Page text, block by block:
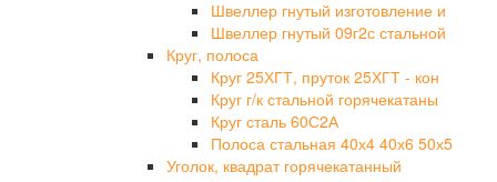
Швеллер гнутый изготовление и
Швеллер гнутый 09г2с стальной
Круг, полоса
Круг 25ХГТ, пруток 25ХГТ - кон
Круг г/к стальной горячекатаны
Круг сталь 60С2А
Полоса стальная 40х4 40х6 50х5
Уголок, квадрат горячекатанный